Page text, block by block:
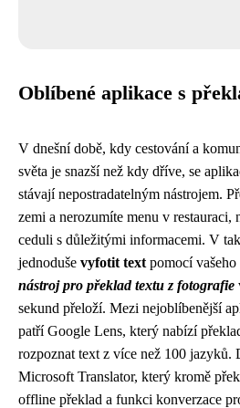
Oblíbené aplikace s
V dnešní době, kdy cestování a
světa je snazší než kdy dříve, se
stávají nepostradatelným nástrojem.
zemi a nerozumíte menu v restauraci,
ceduli s důležitými informacemi. V
jednoduše vyfotit text pomocí
nástroj pro překlad textu z fotografie
sekund přeloží. Mezi nejoblíbenější
patří Google Lens, který nabízí
rozpoznat text z více než 100 jazyků.
Microsoft Translator, který kromě
offline překlad a funkci konverzace